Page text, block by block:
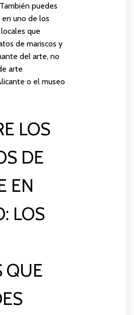
puedes
uno de los
que
de mariscos y
del arte, no
arte
o el museo
LOS
DE
EN
LOS
QUE